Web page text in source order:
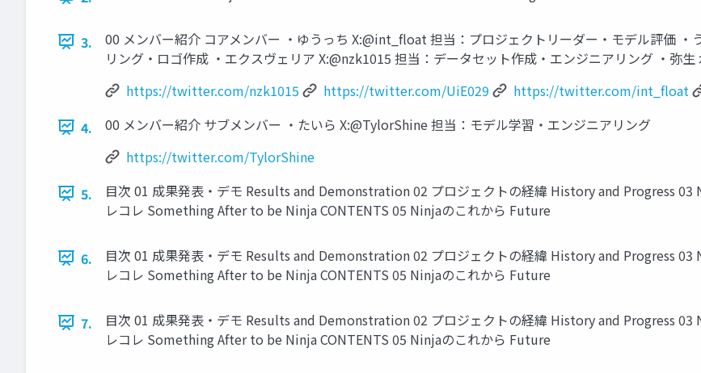
3.
00 メンバー紹介 コアメンバー ・ゆうっち X:@int_float 担当：プロジェクトリーダー・モデル評価 ・
リング・ロゴ作成 ・エクスヴェリア X:@nzk1015 担当：データセット作成・エンジニアリング ・弥
https://twitter.com/nzk1015
https://twitter.com/UiE029 https://twitter.com/int_float
4.
00 メンバー紹介 サブメンバー ・たいら X:@TylorShine 担当：モデル学習・エンジニアリング
https://twitter.com/TylorShine
5.
目次 01 成果発表・デモ Results and Demonstration 02 プロジェクトの経緯 History and Progress
レコレ Something After to be Ninja CONTENTS 05 Ninjaのこれから Future
6.
目次 01 成果発表・デモ Results and Demonstration 02 プロジェクトの経緯 History and Progress
レコレ Something After to be Ninja CONTENTS 05 Ninjaのこれから Future
7.
目次 01 成果発表・デモ Results and Demonstration 02 プロジェクトの経緯 History and Progress
レコレ Something After to be Ninja CONTENTS 05 Ninjaのこれから Future